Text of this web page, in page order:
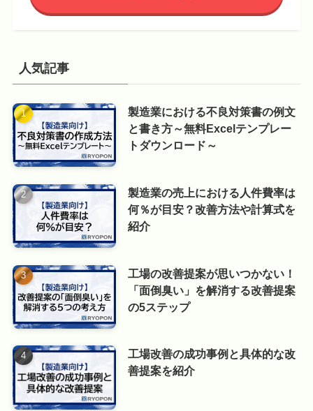
人気記事
製造業における不良対策書の例文
と書き方～無料Excelテンプレー
トダウンロード～
製造業の売上における人件費率は
何％が目安？改善方法や計算式を
紹介
工場の改善提案が思いつかない！
「面倒臭い」を解消する改善提案
の5ステップ
工場改善の成功事例と具体的な改
善提案を紹介